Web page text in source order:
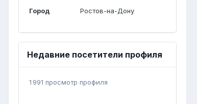
Город Ростов-на-Дону
Недавние посетители профиля
1 991 просмотр профиля